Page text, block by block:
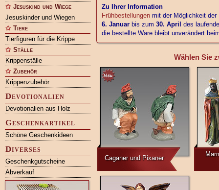
Jesuskind und Wiege
Jesuskinder und Wiegen
Tiere
Tierfiguren für die Krippe
Ställe
Krippenställe
Zubehör
Krippenzubehör
Devotionalien
Devotionalien aus Holz
Geschenkartikel
Schöne Geschenkideen
Diverses
Geschenkgutscheine
Abverkauf
Zu Ihrer Information
Frühbestellungen mit der Möglichkeit
6. Januar bis zum 30. April des
die bestellte Ware bleibt unverändert
Wählen Sie
Caganer und Pixaner